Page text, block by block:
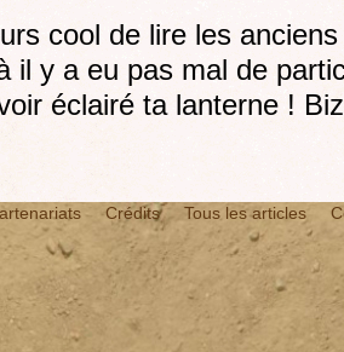
cool de lire les
il y a eu pas mal de
éclairé ta lanterne ! Biz
Crédits Tous les articles